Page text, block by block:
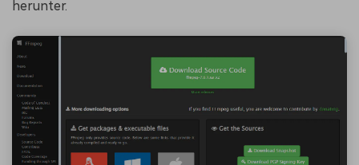
herunter.